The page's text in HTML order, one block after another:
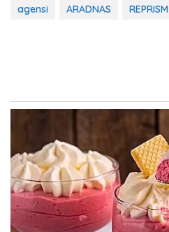
agensi ARADNAS REPRISM